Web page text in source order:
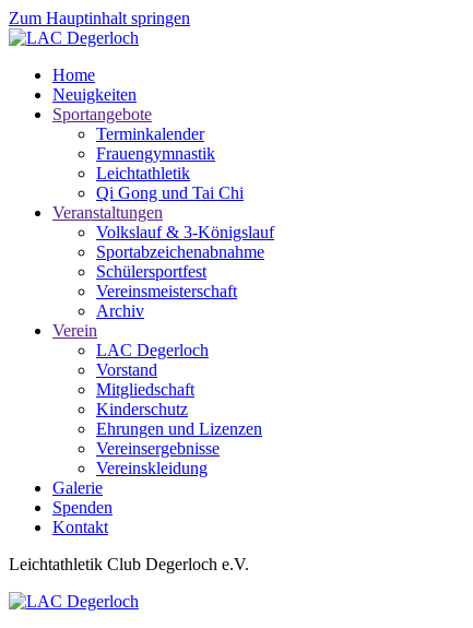
Zum Hauptinhalt springen
Home
Neuigkeiten
Sportangebote
Terminkalender
Frauengymnastik
Leichtathletik
Qi Gong und Tai Chi
Veranstaltungen
Volkslauf & 3-Königslauf
Sportabzeichenabnahme
Schülersportfest
Vereinsmeisterschaft
Archiv
Verein
LAC Degerloch
Vorstand
Mitgliedschaft
Kinderschutz
Ehrungen und Lizenzen
Vereinsergebnisse
Vereinskleidung
Galerie
Spenden
Kontakt
Leichtathletik Club Degerloch e.V.